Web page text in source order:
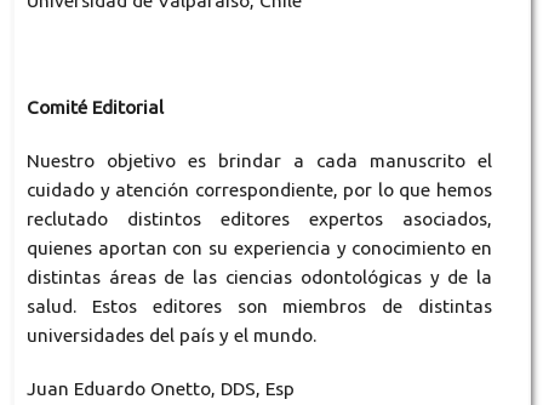
Comité Editorial
Nuestro objetivo es brindar a cada manuscrito el
cuidado y atención correspondiente, por lo que hemos
reclutado distintos editores expertos asociados,
quienes aportan con su experiencia y conocimiento en
distintas áreas de las ciencias odontológicas y de la
salud. Estos editores son miembros de distintas
universidades del país y el mundo.
Juan Eduardo Onetto, DDS, Esp